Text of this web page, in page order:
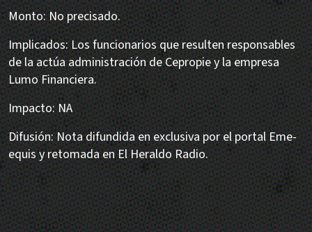
Monto: No precisado.
Implicados: Los funcionarios que resulten responsables
de la actúa administración de Cepropie y la empresa
Lumo Financiera.
Impacto: NA
Difusión: Nota difundida en exclusiva por el portal Eme-
equis y retomada en El Heraldo Radio.